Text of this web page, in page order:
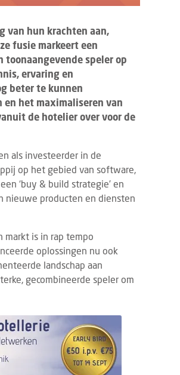
van hun krachten aan,
fusie markeert een
toonaangevende speler op
ervaring en
beter te kunnen
het maximaliseren van
de hotelier over voor de
als investeerder in de
op het gebied van software,
‘buy & build strategie’ en
nieuwe producten en diensten
markt is in rap tempo
oplossingen nu ook
landschap aan
gecombineerde speler om